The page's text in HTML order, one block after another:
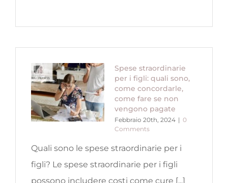
Spese straordinarie
per i figli: quali sono,
come concordarle,
come fare se non
vengono pagate
Febbraio 20th, 2024 | 0
Comments
Quali sono le spese straordinarie per i
figli? Le spese straordinarie per i figli
possono includere costi come cure [...]